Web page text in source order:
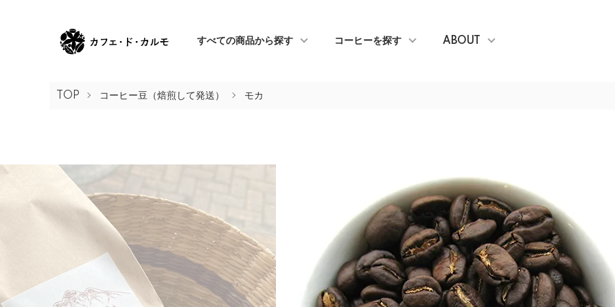
すべての商品から探す コーヒーを探す ABOUT
TOP コーヒー豆（焙煎して発送） モカ